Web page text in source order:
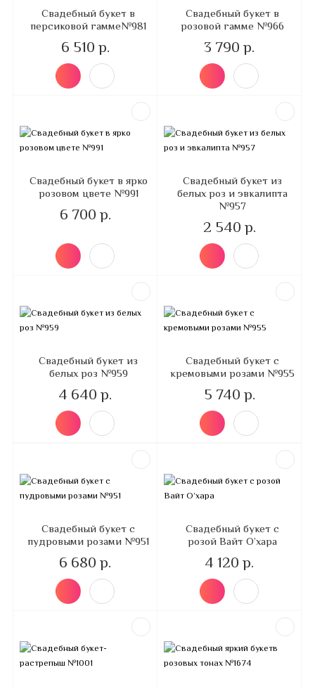
Свадебный букет в
персиковой гамме№981
6 510 р.
Свадебный букет в
розовой гамме №966
3 790 р.
Свадебный букет в ярко
розовом цвете №991
6 700 р.
Свадебный букет из
белых роз и эвкалипта
№957
2 540 р.
Свадебный букет из
белых роз №959
4 640 р.
Свадебный букет с
кремовыми розами №955
5 740 р.
Свадебный букет с
пудровыми розами №951
6 680 р.
Свадебный букет с
розой Вайт О’хара
4 120 р.